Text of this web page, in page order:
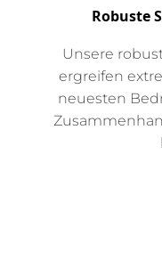
Robuste
Unsere
ergreifen
neuesten